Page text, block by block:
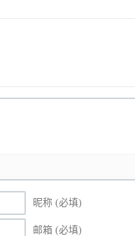
昵称 (必填)
邮箱 (必填)